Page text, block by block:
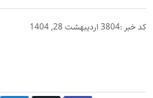
کد خبر :3804 اردیبهشت 28, 1404